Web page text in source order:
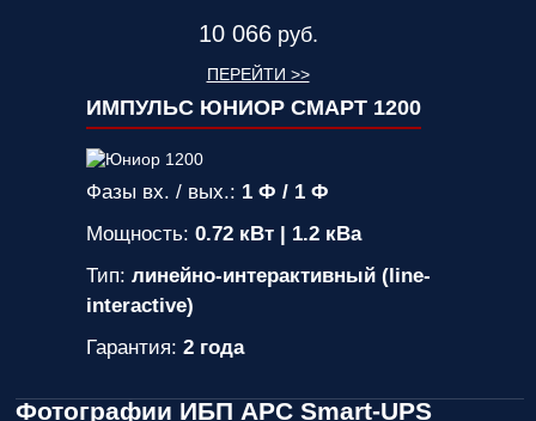
10 066 руб.
ПЕРЕЙТИ >>
ИМПУЛЬС ЮНИОР СМАРТ 1200
Фазы вх. / вых.: 1 Ф / 1 Ф
Мощность: 0.72 кВт | 1.2 кВа
Тип: линейно-интерактивный (line-
interactive)
Гарантия: 2 года
Фотографии ИБП APC Smart-UPS